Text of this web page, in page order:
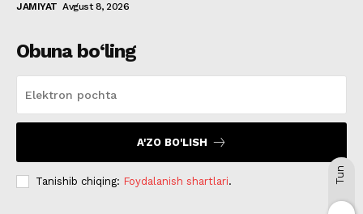
JAMIYAT Avgust 8, 2026
Obuna bo‘ling
A'ZO BO'LISH
Tanishib chiqing: Foydalanish shartlari. Tun